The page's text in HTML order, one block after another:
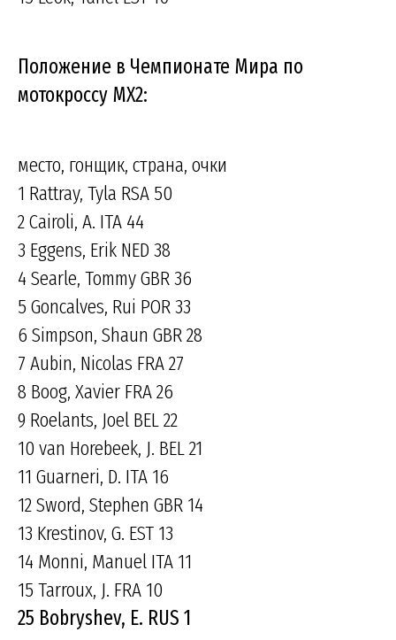
Положение в Чемпионате Мира по
мотокроссу МХ2:
место, гонщик, страна, очки
1 Rattray, Tyla RSA 50
2 Cairoli, A. ITA 44
3 Eggens, Erik NED 38
4 Searle, Tommy GBR 36
5 Goncalves, Rui POR 33
6 Simpson, Shaun GBR 28
7 Aubin, Nicolas FRA 27
8 Boog, Xavier FRA 26
9 Roelants, Joel BEL 22
10 van Horebeek, J. BEL 21
11 Guarneri, D. ITA 16
12 Sword, Stephen GBR 14
13 Krestinov, G. EST 13
14 Monni, Manuel ITA 11
15 Tarroux, J. FRA 10
25 Bobryshev, E. RUS 1